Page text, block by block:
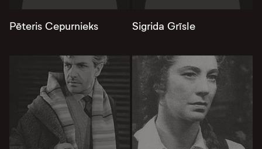
Pēteris Cepurnieks Sigrida Grīsle